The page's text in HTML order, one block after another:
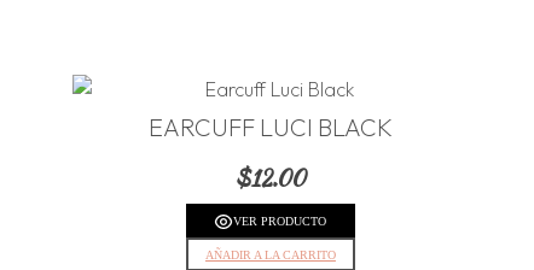
EARCUFF LUCI BLACK
$12.00
VER PRODUCTO
AÑADIR A LA CARRITO